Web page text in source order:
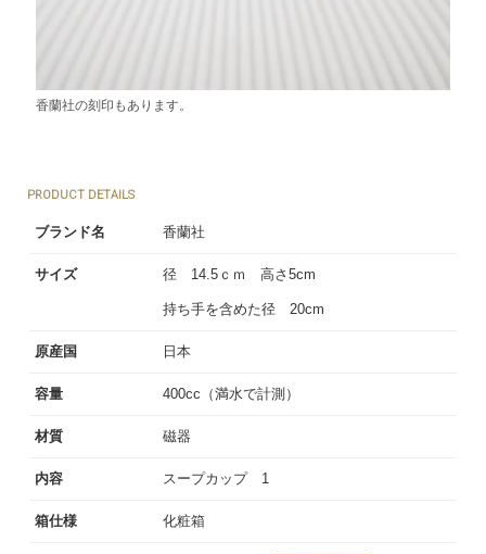
香蘭社の刻印もあります。
PRODUCT DETAILS
ブランド名 香蘭社
サイズ 径 14.5ｃｍ 高さ5cm
持ち手を含めた径 20cm
原産国 日本
容量 400cc（満水で計測）
材質 磁器
内容 スープカップ 1
箱仕様 化粧箱